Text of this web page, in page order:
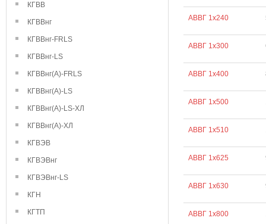
КГВВ
КГВВнг
КГВВнг-FRLS
КГВВнг-LS
КГВВнг(А)-FRLS
КГВВнг(А)-LS
КГВВнг(А)-LS-ХЛ
КГВВнг(А)-ХЛ
КГВЭВ
КГВЭВнг
КГВЭВнг-LS
КГН
КГТП
АВВГ 1х240
АВВГ 1х300
АВВГ 1х400
АВВГ 1х500
АВВГ 1х510
АВВГ 1х625
АВВГ 1х630
АВВГ 1х800